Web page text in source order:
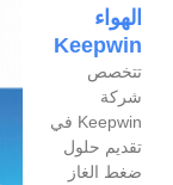
الهواء
Keepwin
تتخصص
شركة
Keepwin في
تقديم حلول
ضغط الغاز